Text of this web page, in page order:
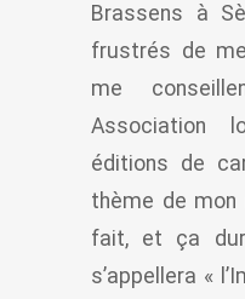
Brassens à
frustrés de
me
Association
éditions de
thème de
fait, et ça
s’appellera «